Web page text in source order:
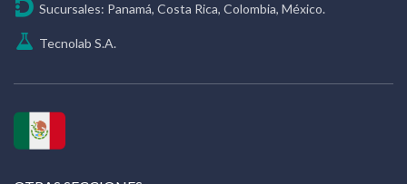
Sucursales: Panamá, Costa Rica, Colombia, México.
Tecnolab S.A.